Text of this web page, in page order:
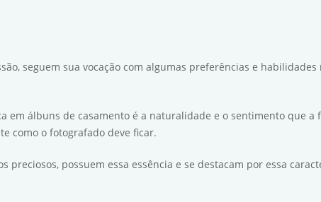
seguem sua vocação com algumas preferências e
em álbuns de casamento é a naturalidade e o sentimento que
como o fotografado deve ficar.
preciosos, possuem essa essência e se destacam por essa